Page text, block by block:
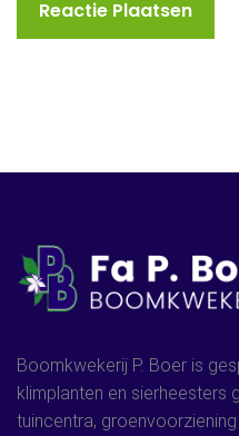
Boomkwekerij P. Boer is
klimplanten en sierheesters
tuincentra,